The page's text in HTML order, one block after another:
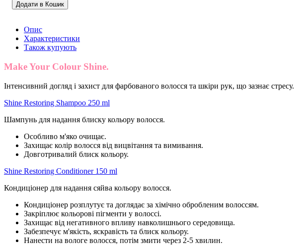
Додати в Кошик
Опис
Характеристики
Також купують
Make Your Colour Shine.
Інтенсивний догляд і захист для фарбованого волосся та шкіри рук, що зазнає стресу.
Shine Restoring Shampoo 250 ml
Шампунь для надання блиску кольору волосся.
Особливо м'яко очищає.
Захищає колір волосся від вицвітання та вимивання.
Довготривалий блиск кольору.
Shine Restoring Conditioner 150 ml
Кондиціонер для надання сяйва кольору волосся.
Кондиціонер розплутує та доглядає за хімічно обробленим волоссям.
Закріплює кольорові пігменти у волоссі.
Захищає від негативного впливу навколишнього середовища.
Забезпечує м'якість, яскравість та блиск кольору.
Нанести на вологе волосся, потім змити через 2-5 хвилин.